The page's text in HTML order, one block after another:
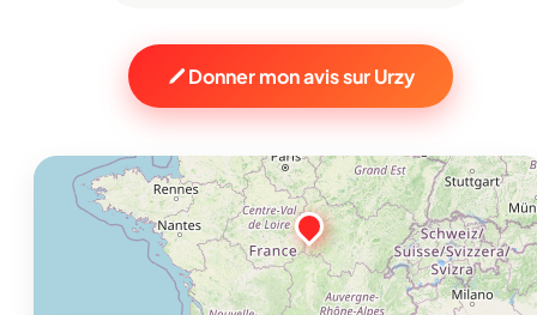
Donner mon avis sur Urzy